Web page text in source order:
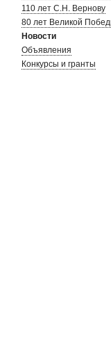
110 лет С.Н. Вернову
80 лет Великой
Новости
Объявления
Конкурсы и гранты